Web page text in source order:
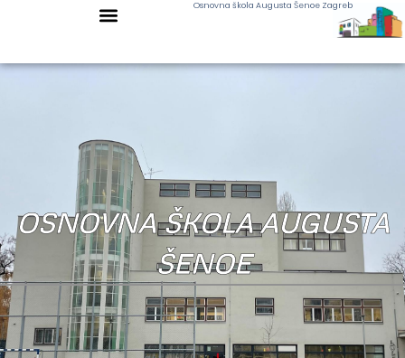
Osnovna škola Augusta Šenoe Zagreb
OSNOVNA ŠKOLA AUGUSTA
ŠENOE